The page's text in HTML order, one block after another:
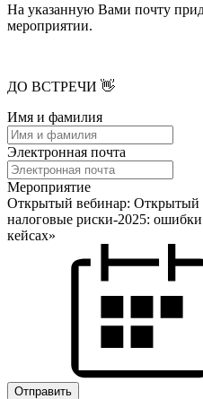
На указанную Вами почту
мероприятии.
ДО ВСТРЕЧИ 👋
Имя и фамилия
Электронная почта
Мероприятие
Открытый вебинар: Открытый
налоговые риски-2025:
кейсах»
Отправить